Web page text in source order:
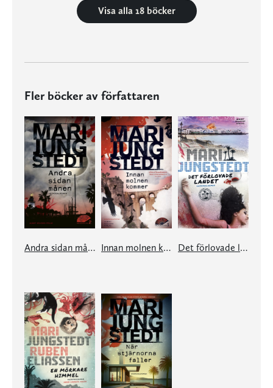
Visa alla 18 böcker
Fler böcker av författaren
Andra sidan månen Innan molnen kommer Det förlovade landet